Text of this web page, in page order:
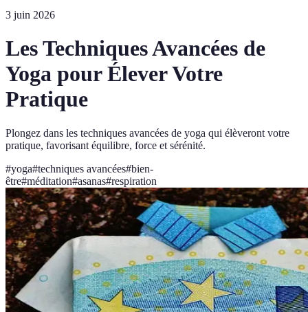
3 juin 2026
Les Techniques Avancées de
Yoga pour Élever Votre
Pratique
Plongez dans les techniques avancées de yoga qui élèveront votre
pratique, favorisant équilibre, force et sérénité.
#yoga#techniques avancées#bien-
être#méditation#asanas#respiration